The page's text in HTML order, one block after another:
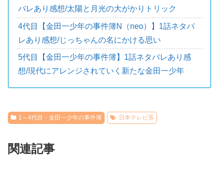
バレあり感想/太陽と月光の大がかりトリック
4代目【金田一少年の事件簿N（neo）】1話ネタバ
レあり感想/じっちゃんの名にかける思い
5代目【金田一少年の事件簿】1話ネタバレあり感
想/現代にアレンジされていく新たな金田一少年
1～4代目・金田一少年の事件簿 日本テレビ系
関連記事